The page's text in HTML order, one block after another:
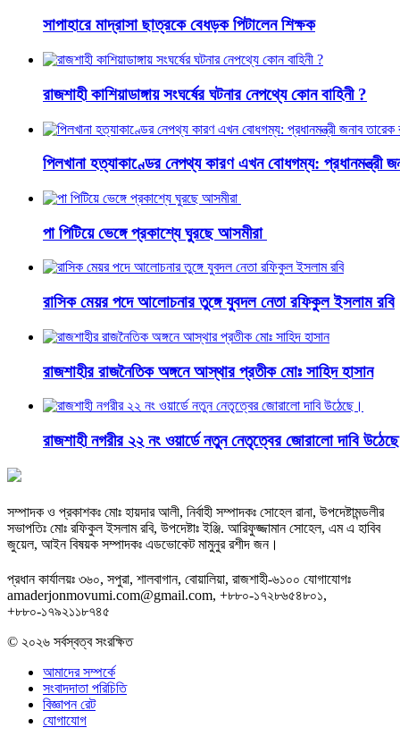
সাপাহারে মাদ্রাসা ছাত্রকে বেধড়ক পিটালেন শিক্ষক
রাজশাহী কাশিয়াডাঙ্গায় সংঘর্ষের ঘটনার নেপথ্যে কোন বাহিনী ?
পিলখানা হত্যাকাণ্ডের নেপথ্য কারণ এখন বোধগম্য: প্রধানমন্ত্রী
পা পিটিয়ে ভেঙ্গে প্রকাশ্যে ঘুরছে আসমীরা
রাসিক মেয়র পদে আলোচনার তুঙ্গে যুবদল নেতা রফিকুল ইসলাম রবি
রাজশাহীর রাজনৈতিক অঙ্গনে আস্থার প্রতীক মোঃ সাহিদ হাসান
রাজশাহী নগরীর ২২ নং ওয়ার্ডে নতুন নেতৃত্বের জোরালো দাবি
সম্পাদক ও প্রকাশকঃ মোঃ হায়দার আলী, নির্বাহী সম্পাদকঃ সোহেল রানা, উপদেষ্টামন্ডলীর
সভাপতিঃ মোঃ রফিকুল ইসলাম রবি, উপদেষ্টাঃ ইঞ্জি. আরিফুজ্জামান সোহেল, এম এ হাবিব
জুয়েল, আইন বিষয়ক সম্পাদকঃ এডভোকেট মামুনুর রশীদ জন।
প্রধান কার্যালয়ঃ ৩৬০, সপুরা, শালবাগান, বোয়ালিয়া, রাজশাহী-৬১০০ যোগাযোগঃ
amaderjonmovumi.com@gmail.com, +৮৮০-১৭২৮৬৫৪৮০১,
+৮৮০-১৭৯২১১৮৭৪৫
© ২০২৬ সর্বস্বত্ব সংরক্ষিত
আমাদের সম্পর্কে
সংবাদদাতা পরিচিতি
বিজ্ঞাপন রেট
যোগাযোগ